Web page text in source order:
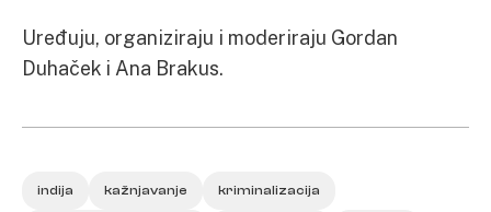
Uređuju, organiziraju i moderiraju Gordan
Duhaček i Ana Brakus.
indija kažnjavanje kriminalizacija